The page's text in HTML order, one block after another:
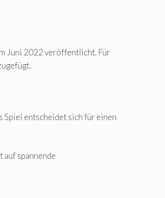
Juni 2022 veröffentlicht. Für
Spiel entscheidet sich für einen
auf spannende